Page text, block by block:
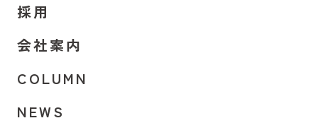
採用
会社案内
COLUMN
NEWS